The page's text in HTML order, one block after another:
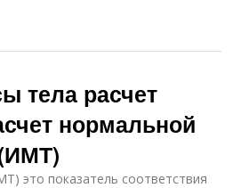
тела расчет
нормальной
это показатель соответствия